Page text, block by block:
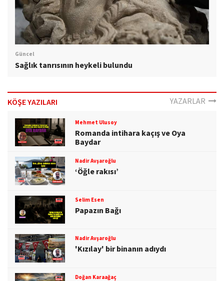
Güncel
Sağlık tanrısının heykeli bulundu
KÖŞE YAZILARI YAZARLAR
Mehmet Ulusoy
Romanda intihara kaçış ve Oya
Baydar
Nadir Avşaroğlu
‘Öğle rakısı’
Selim Esen
Papazın Bağı
Nadir Avşaroğlu
'Kızılay' bir binanın adıydı
Doğan Karaağaç